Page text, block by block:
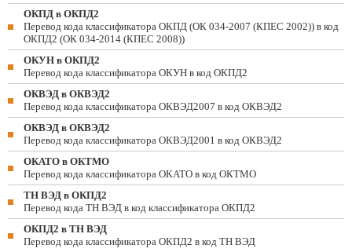
ОКПД в ОКПД2
Перевод кода классификатора ОКПД (ОК 034-2007 (КПЕС 2002)) в код
ОКПД2 (ОК 034-2014 (КПЕС 2008))
ОКУН в ОКПД2
Перевод кода классификатора ОКУН в код ОКПД2
ОКВЭД в ОКВЭД2
Перевод кода классификатора ОКВЭД2007 в код ОКВЭД2
ОКВЭД в ОКВЭД2
Перевод кода классификатора ОКВЭД2001 в код ОКВЭД2
ОКАТО в ОКТМО
Перевод кода классификатора ОКАТО в код ОКТМО
ТН ВЭД в ОКПД2
Перевод кода ТН ВЭД в код классификатора ОКПД2
ОКПД2 в ТН ВЭД
Перевод кода классификатора ОКПД2 в код ТН ВЭД